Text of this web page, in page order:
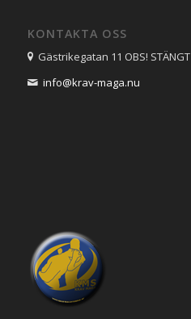
KONTAKTA OSS
Gästrikegatan 11 OBS! STÄNGT
info@krav-maga.nu